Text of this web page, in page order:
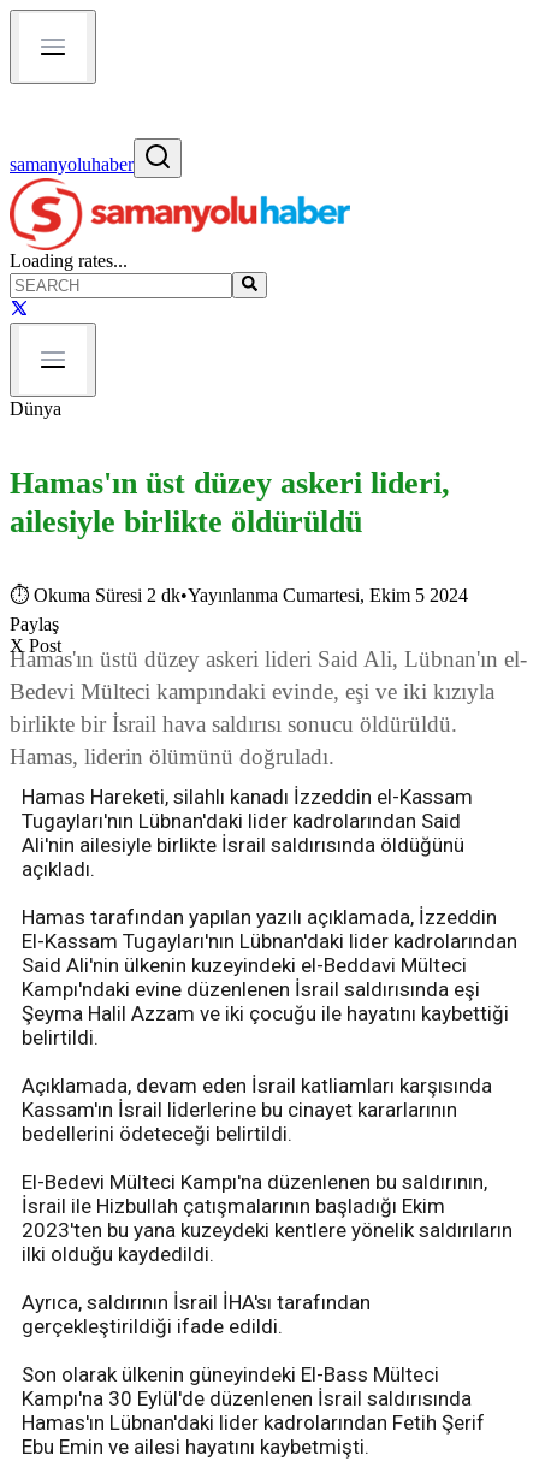
samanyoluhaber
Loading rates...
Dünya
Hamas'ın üst düzey askeri lideri,
ailesiyle birlikte öldürüldü
⏱ Okuma Süresi 2 dk•Yayınlanma Cumartesi, Ekim 5 2024
Paylaş
X Post
Hamas'ın üstü düzey askeri lideri Said Ali, Lübnan'ın el-
Bedevi Mülteci kampındaki evinde, eşi ve iki kızıyla
birlikte bir İsrail hava saldırısı sonucu öldürüldü.
Hamas, liderin ölümünü doğruladı.
Hamas Hareketi, silahlı kanadı İzzeddin el-Kassam
Tugayları'nın Lübnan'daki lider kadrolarından Said
Ali'nin ailesiyle birlikte İsrail saldırısında öldüğünü
açıkladı.
Hamas tarafından yapılan yazılı açıklamada, İzzeddin
El-Kassam Tugayları'nın Lübnan'daki lider kadrolarından
Said Ali'nin ülkenin kuzeyindeki el-Beddavi Mülteci
Kampı'ndaki evine düzenlenen İsrail saldırısında eşi
Şeyma Halil Azzam ve iki çocuğu ile hayatını kaybettiği
belirtildi.
Açıklamada, devam eden İsrail katliamları karşısında
Kassam'ın İsrail liderlerine bu cinayet kararlarının
bedellerini ödeteceği belirtildi.
El-Bedevi Mülteci Kampı'na düzenlenen bu saldırının,
İsrail ile Hizbullah çatışmalarının başladığı Ekim
2023'ten bu yana kuzeydeki kentlere yönelik saldırıların
ilki olduğu kaydedildi.
Ayrıca, saldırının İsrail İHA'sı tarafından
gerçekleştirildiği ifade edildi.
Son olarak ülkenin güneyindeki El-Bass Mülteci
Kampı'na 30 Eylül'de düzenlenen İsrail saldırısında
Hamas'ın Lübnan'daki lider kadrolarından Fetih Şerif
Ebu Emin ve ailesi hayatını kaybetmişti.